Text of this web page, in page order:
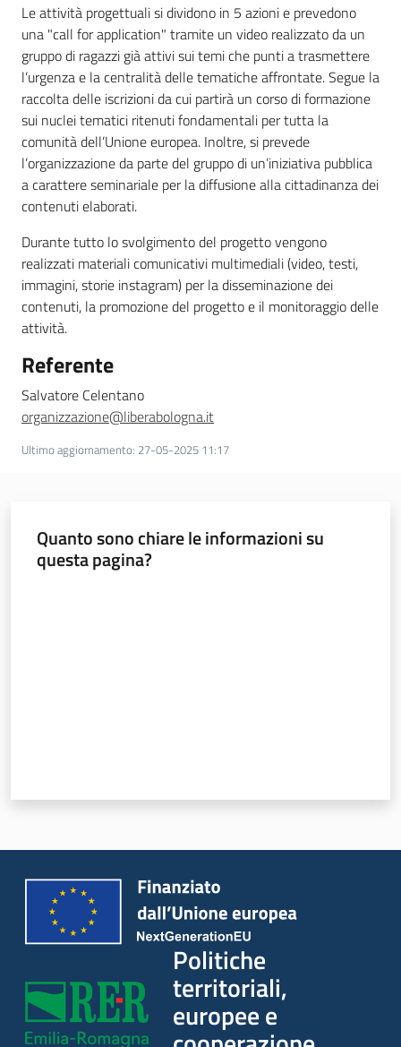
Le attività progettuali si dividono in 5 azioni e prevedono
una "call for application" tramite un video realizzato da un
gruppo di ragazzi già attivi sui temi che punti a trasmettere
l’urgenza e la centralità delle tematiche affrontate. Segue la
raccolta delle iscrizioni da cui partirà un corso di formazione
sui nuclei tematici ritenuti fondamentali per tutta la
comunità dell’Unione europea. Inoltre, si prevede
l’organizzazione da parte del gruppo di un’iniziativa pubblica
a carattere seminariale per la diffusione alla cittadinanza dei
contenuti elaborati.
Durante tutto lo svolgimento del progetto vengono
realizzati materiali comunicativi multimediali (video, testi,
immagini, storie instagram) per la disseminazione dei
contenuti, la promozione del progetto e il monitoraggio delle
attività.
Referente
Salvatore Celentano
organizzazione@liberabologna.it
Ultimo aggiornamento: 27-05-2025 11:17
Quanto sono chiare le informazioni su
questa pagina?
Politiche
territoriali,
europee e